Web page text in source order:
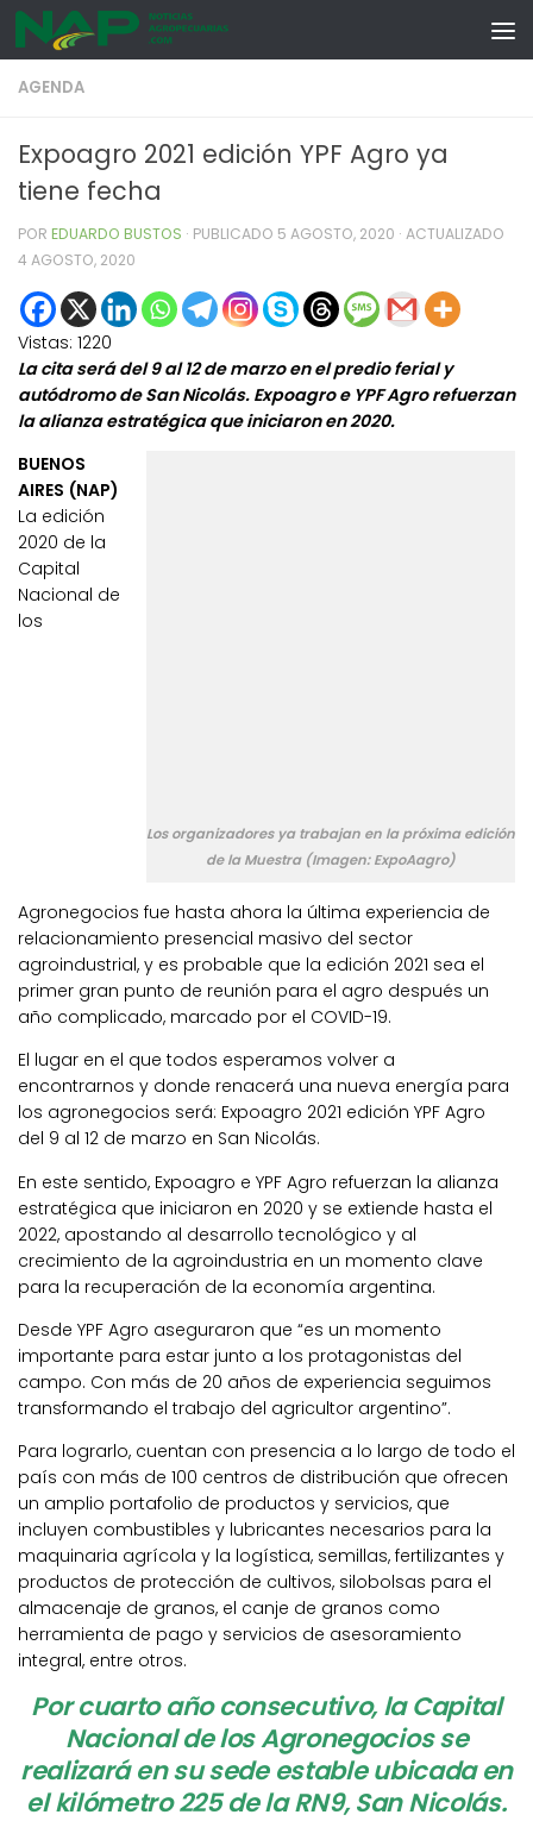
Skip to content
AGENDA
Expoagro 2021 edición YPF Agro ya
tiene fecha
POR EDUARDO BUSTOS · PUBLICADO 5 AGOSTO, 2020 · ACTUALIZADO
4 AGOSTO, 2020
Vistas: 1220
La cita será del 9 al 12 de marzo en el predio ferial y
autódromo de San Nicolás. Expoagro e YPF Agro refuerzan
la alianza estratégica que iniciaron en 2020.
Los organizadores ya trabajan en la próxima edición
de la Muestra (Imagen: ExpoAagro)
BUENOS
AIRES (NAP)
La edición
2020 de la
Capital
Nacional de
los
Agronegocios fue hasta ahora la última experiencia de
relacionamiento presencial masivo del sector
agroindustrial, y es probable que la edición 2021 sea el
primer gran punto de reunión para el agro después un
año complicado, marcado por el COVID-19.
El lugar en el que todos esperamos volver a
encontrarnos y donde renacerá una nueva energía para
los agronegocios será: Expoagro 2021 edición YPF Agro
del 9 al 12 de marzo en San Nicolás.
En este sentido, Expoagro e YPF Agro refuerzan la alianza
estratégica que iniciaron en 2020 y se extiende hasta el
2022, apostando al desarrollo tecnológico y al
crecimiento de la agroindustria en un momento clave
para la recuperación de la economía argentina.
Desde YPF Agro aseguraron que “es un momento
importante para estar junto a los protagonistas del
campo. Con más de 20 años de experiencia seguimos
transformando el trabajo del agricultor argentino”.
Para lograrlo, cuentan con presencia a lo largo de todo el
país con más de 100 centros de distribución que ofrecen
un amplio portafolio de productos y servicios, que
incluyen combustibles y lubricantes necesarios para la
maquinaria agrícola y la logística, semillas, fertilizantes y
productos de protección de cultivos, silobolsas para el
almacenaje de granos, el canje de granos como
herramienta de pago y servicios de asesoramiento
integral, entre otros.
Por cuarto año consecutivo, la Capital
Nacional de los Agronegocios se
realizará en su sede estable ubicada en
el kilómetro 225 de la RN9, San Nicolás.